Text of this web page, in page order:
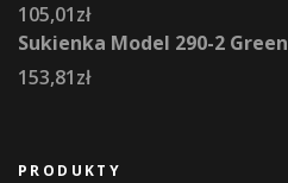
105,01zł
Sukienka Model 290-2 Green
153,81zł
PRODUKTY